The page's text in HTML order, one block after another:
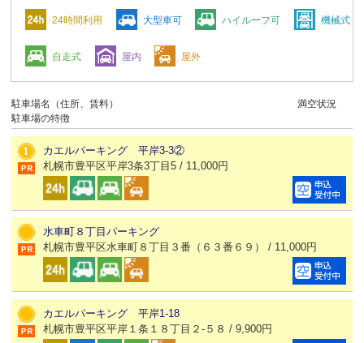
24時間利用 大型車可 ハイルーフ可 機械式
自走式 屋内 屋外
駐車場名（住所、賃料）
駐車場の特徴
満空状況
カエルパーキング 平岸3-3②
札幌市豊平区平岸3条3丁目5 / 11,000円
水車町８丁目パーキング
札幌市豊平区水車町８丁目３番（６３番６９） / 11,000円
カエルパーキング 平岸1-18
札幌市豊平区平岸１条１８丁目２-５８ / 9,900円